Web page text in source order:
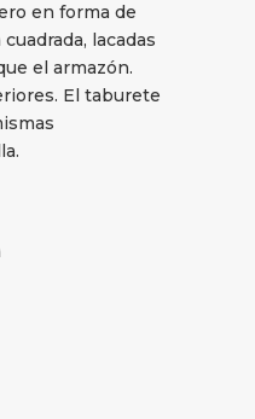
en forma de
lacadas
el armazón.
El taburete